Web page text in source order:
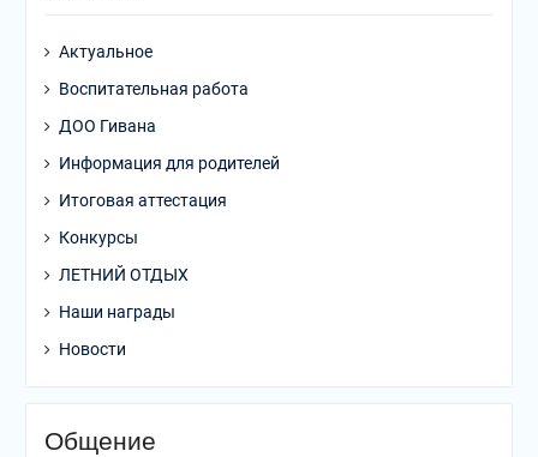
Актуальное
Воспитательная работа
ДОО Гивана
Информация для родителей
Итоговая аттестация
Конкурсы
ЛЕТНИЙ ОТДЫХ
Наши награды
Новости
Общение